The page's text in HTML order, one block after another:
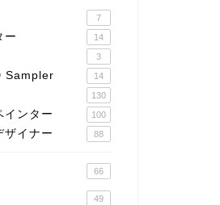
7
ー 14
3
Sampler 14
130
インター 100
ザイナー 88
66
49